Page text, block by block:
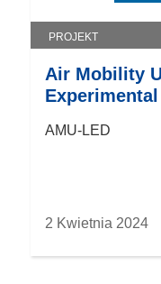
PROJEKT
Air Mobility
AMU-LED
2 Kwietnia 2024